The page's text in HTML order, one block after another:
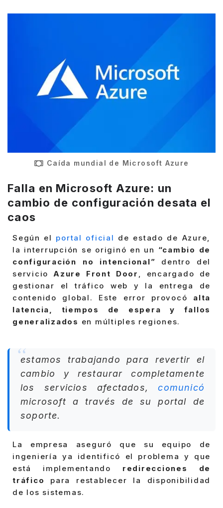
Caída mundial de Microsoft Azure
Falla en Microsoft Azure: un
cambio de configuración desata el
caos
Según el portal oficial de estado de Azure,
la interrupción se originó en un “cambio de
configuración no intencional” dentro del
servicioAzure Front Door , encargado de
gestionar el tráfico web y la entrega de
contenido global. Este error provocó alta
latencia, tiempos de espera y fallos
generalizados en múltiples regiones.
estamos trabajando para revertir el
cambio y restaurar completamente
los servicios afectados,comunicó
microsoft a través de su portal de
soporte.
La empresa aseguró que su equipo de
ingeniería ya identificó el problema y que
está implementando redirecciones de
tráfico
para restablecer la disponibilidad
de los sistemas.